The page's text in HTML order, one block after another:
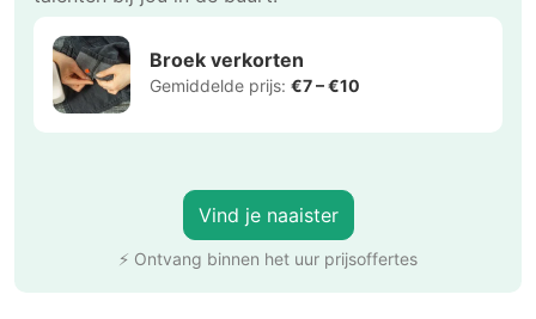
Broek verkorten
Gemiddelde prijs: €7 – €10
Vind je naaister
⚡ Ontvang binnen het uur prijsoffertes